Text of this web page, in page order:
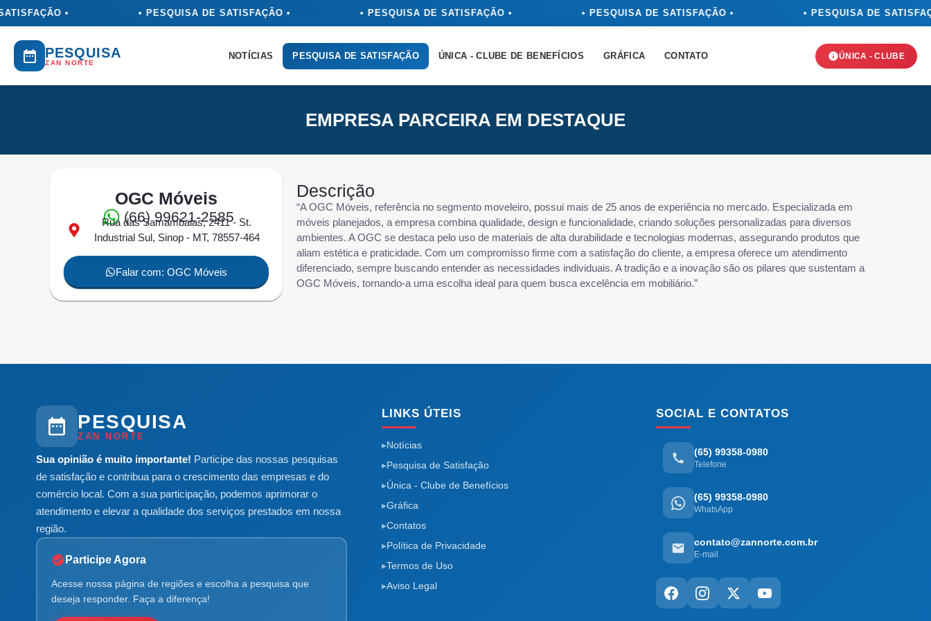
• • PESQUISA DE SATISFAÇÃO • • PESQUISA DE SATISFAÇÃO • • PESQUISA DE SATISFAÇÃO • • PESQUISA DE
PESQUISA
ZAN NORTE
NOTÍCIAS PESQUISA DE SATISFAÇÃO ÚNICA - CLUBE DE BENEFÍCIOS GRÁFICA CONTATO ÚNICA - CLUBE
EMPRESA PARCEIRA EM DESTAQUE
OGC Móveis
(66) 99621-2585
Rua das Samambaias, 2411 - St.
Industrial Sul, Sinop - MT, 78557-464
Falar com: OGC Móveis
Descrição
“A OGC Móveis, referência no segmento moveleiro, possui mais de 25 anos de experiência no mercado. Especializada em
móveis planejados, a empresa combina qualidade, design e funcionalidade, criando soluções personalizadas para diversos
ambientes. A OGC se destaca pelo uso de materiais de alta durabilidade e tecnologias modernas, assegurando produtos que
aliam estética e praticidade. Com um compromisso firme com a satisfação do cliente, a empresa oferece um atendimento
diferenciado, sempre buscando entender as necessidades individuais. A tradição e a inovação são os pilares que sustentam a
OGC Móveis, tornando-a uma escolha ideal para quem busca excelência em mobiliário.”
PESQUISA
ZAN NORTE
Sua opinião é muito importante! Participe das nossas pesquisas
de satisfação e contribua para o crescimento das empresas e do
comércio local. Com a sua participação, podemos aprimorar o
atendimento e elevar a qualidade dos serviços prestados em nossa
região.
Participe Agora
Acesse nossa página de regiões e escolha a pesquisa que
deseja responder. Faça a diferença!
LINKS ÚTEIS
Notícias
Pesquisa de Satisfação
Única - Clube de Benefícios
Gráfica
Contatos
Política de Privacidade
Termos de Uso
Aviso Legal
SOCIAL E CONTATOS
(65) 99358-0980
Telefone
(65) 99358-0980
WhatsApp
contato@zannorte.com.br
E-mail